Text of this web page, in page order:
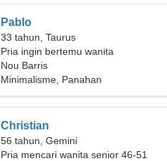
Pablo
33 tahun, Taurus
Pria ingin bertemu wanita
Nou Barris
Minimalisme, Panahan
Christian
56 tahun, Gemini
Pria mencari wanita senior 46-51